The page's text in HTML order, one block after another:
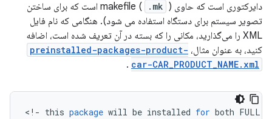
دایرکتوری است که حاوی makefile (
.mk
) است که برای ساختن
تصویر سیستم برای دستگاه استفاده می شود). هنگامی که نام فایل
XML را می‌گذارید، مکانی را که بسته در آن تعریف شده است، اضافه
کنید، به عنوان مثال، preinstalled-packages-product-
car-CAR_PRODUCT_NAME.xml
.
< ! - this package will be installed for both FULL